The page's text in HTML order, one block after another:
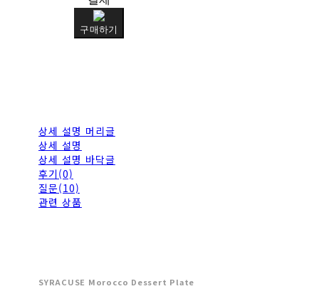
구매하기
상세 설명 머리글
상세 설명
상세 설명 바닥글
후기(0)
질문(10)
관련 상품
SYRACUSE Morocco Dessert Plate